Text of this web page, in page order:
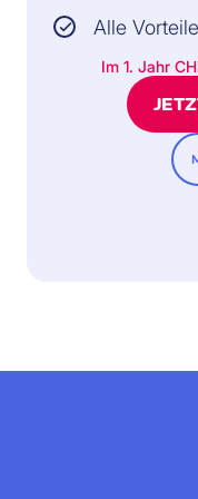
Alle
Im 1. Jahr